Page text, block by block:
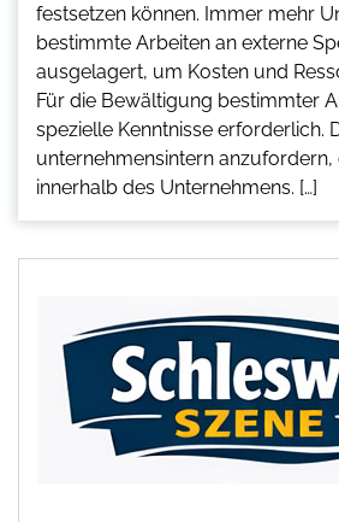
festsetzen können. Immer mehr
bestimmte Arbeiten an externe
ausgelagert, um Kosten und
Für die Bewältigung bestimmter
spezielle Kenntnisse erforderlich.
unternehmensintern anzufordern,
innerhalb des Unternehmens. […]